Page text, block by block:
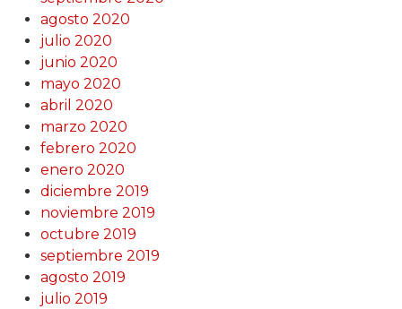
agosto 2020
julio 2020
junio 2020
mayo 2020
abril 2020
marzo 2020
febrero 2020
enero 2020
diciembre 2019
noviembre 2019
octubre 2019
septiembre 2019
agosto 2019
julio 2019